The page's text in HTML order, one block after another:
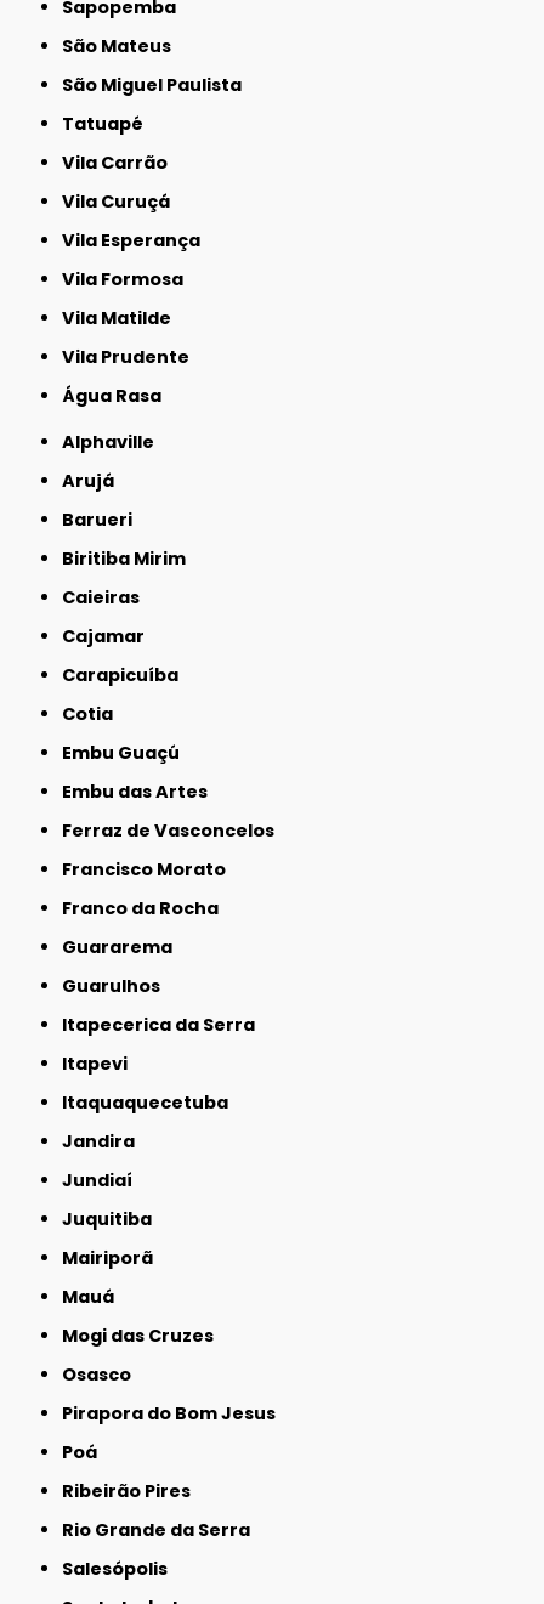
Sapopemba
São Mateus
São Miguel Paulista
Tatuapé
Vila Carrão
Vila Curuçá
Vila Esperança
Vila Formosa
Vila Matilde
Vila Prudente
Água Rasa
Alphaville
Arujá
Barueri
Biritiba Mirim
Caieiras
Cajamar
Carapicuíba
Cotia
Embu Guaçú
Embu das Artes
Ferraz de Vasconcelos
Francisco Morato
Franco da Rocha
Guararema
Guarulhos
Itapecerica da Serra
Itapevi
Itaquaquecetuba
Jandira
Jundiaí
Juquitiba
Mairiporã
Mauá
Mogi das Cruzes
Osasco
Pirapora do Bom Jesus
Poá
Ribeirão Pires
Rio Grande da Serra
Salesópolis